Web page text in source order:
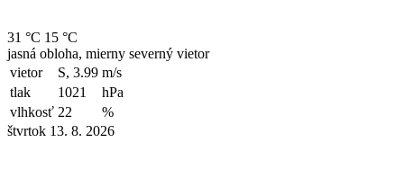
31 °C 15 °C
jasná obloha, mierny severný vietor
vietor
S, 3.99 m/s
tlak
1021
hPa
vlhkosť 22
%
štvrtok 13. 8. 2026